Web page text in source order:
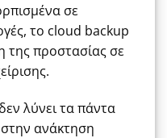
σε
το cloud backup
της προστασίας σε
λύνει τα πάντα
ανάκτηση